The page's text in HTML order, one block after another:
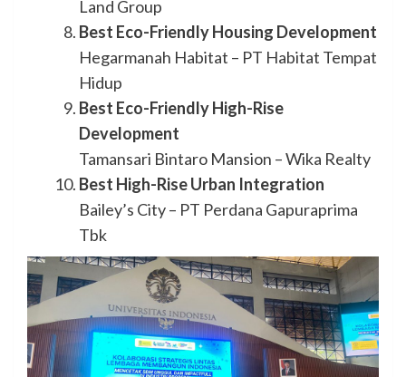
Land Group
Best Eco-Friendly Housing Development
Hegarmanah Habitat – PT Habitat Tempat
Hidup
Best Eco-Friendly High-Rise
Development
Tamansari Bintaro Mansion – Wika Realty
Best High-Rise Urban Integration
Bailey’s City – PT Perdana Gapuraprima
Tbk